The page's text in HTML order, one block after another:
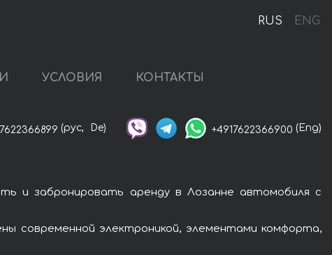
RUS ENG
УСЛОВИЯ КОНТАКТЫ
(рус, De) +4917622366900 (Eng)
и забронировать аренду в Лозанне автомобиля с
современной электроникой, элементами комфорта,